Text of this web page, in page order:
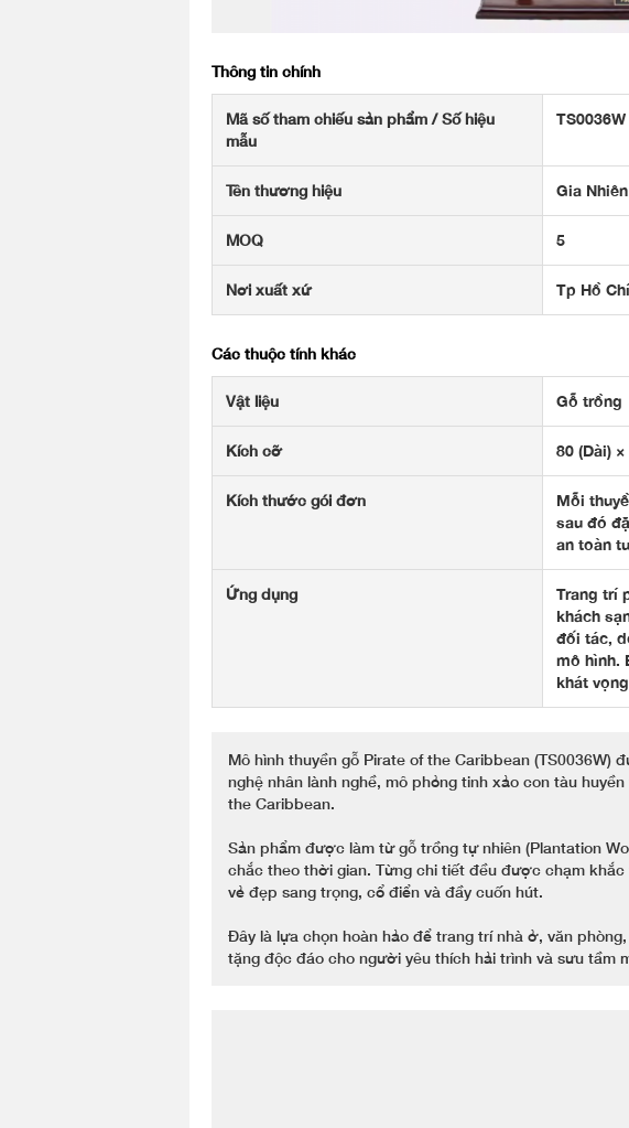
Thông tin chính
Mã số tham chiếu sản phẩm / Số hiệu
mẫu
TS0036W
Tên thương hiệu Gia Nhiên
MOQ 5
Nơi xuất xứ Tp Hồ
Các thuộc tính khác
Vật liệu Gỗ trồng
Kích cỡ 80 (Dài)
Kích thước gói đơn
Mỗi
sau đó
an toàn
Ứng dụng
Trang trí
khách
đối tác,
mô hình.
khát
Mô hình thuyền gỗ Pirate of the Caribbean
nghệ nhân lành nghề, mô phỏng tinh xảo con tàu
the Caribbean.
Sản phẩm được làm từ gỗ trồng tự nhiên (Plantation
chắc theo thời gian. Từng chi tiết đều được chạm
vẻ đẹp sang trọng, cổ điển và đầy cuốn hút.
Đây là lựa chọn hoàn hảo để trang trí nhà ở, văn
tặng độc đáo cho người yêu thích hải trình và sưu tầm